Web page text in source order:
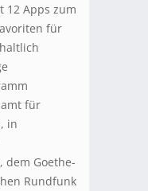
12 Apps zum
für
für
in
dem Goethe-
Rundfunk